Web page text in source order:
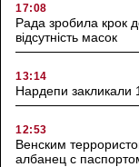
17:08
Рада зробила крок
відсутність масок
13:14
Нардепи закликали
12:53
Венским
албанец с